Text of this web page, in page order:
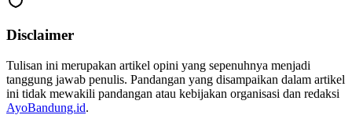
Disclaimer
Tulisan ini merupakan artikel opini yang sepenuhnya menjadi
tanggung jawab penulis. Pandangan yang disampaikan dalam artikel
ini tidak mewakili pandangan atau kebijakan organisasi dan redaksi
AyoBandung.id.